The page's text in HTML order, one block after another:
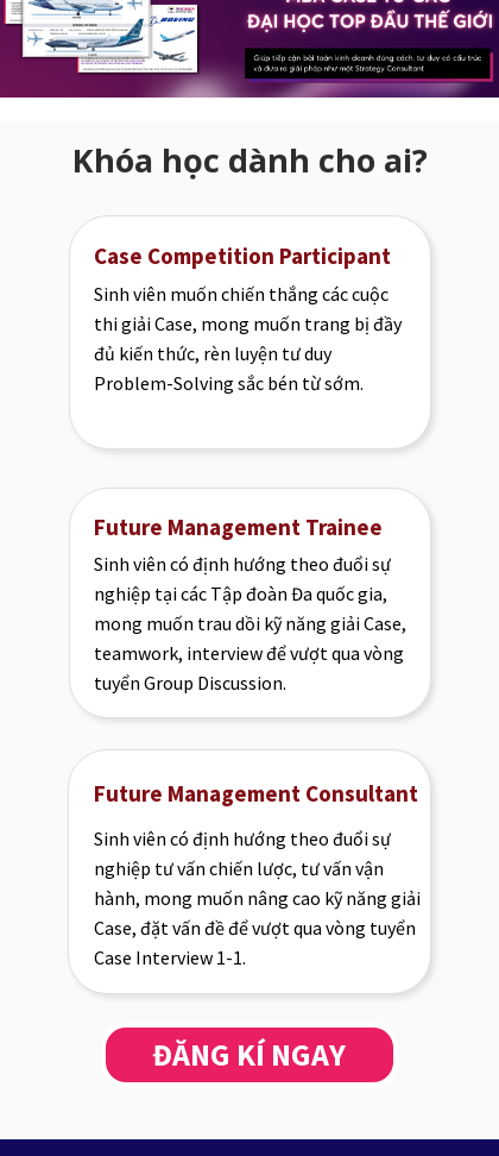
Khóa học dành cho ai?
Sinh viên muốn chiến thắng các cuộc
thi giải Case, mong muốn trang bị đầy
đủ kiến thức, rèn luyện tư duy
Problem-Solving sắc bén từ sớm.
Case Competition Participant
Sinh viên có định hướng theo đuổi sự
nghiệp tại các Tập đoàn Đa quốc gia,
mong muốn trau dồi kỹ năng giải Case,
teamwork, interview để vượt qua vòng
tuyển Group Discussion.
Future Management Trainee
Sinh viên có định hướng theo đuổi sự
nghiệp tư vấn chiến lược, tư vấn vận
hành, mong muốn nâng cao kỹ năng giải
Case, đặt vấn đề để vượt qua vòng tuyển
Case Interview 1-1.
Future Management Consultant
ĐĂNG KÍ NGAY